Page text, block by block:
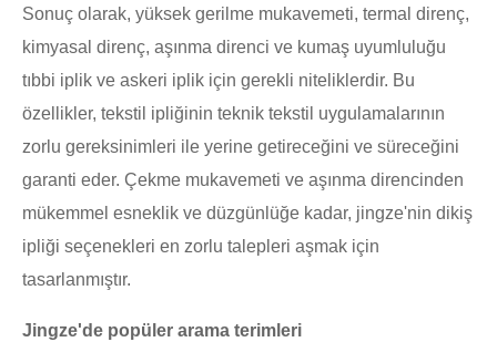
Sonuç olarak, yüksek gerilme mukavemeti, termal direnç,
kimyasal direnç, aşınma direnci ve kumaş uyumluluğu
tıbbi iplik ve askeri iplik için gerekli niteliklerdir. Bu
özellikler, tekstil ipliğinin teknik tekstil uygulamalarının
zorlu gereksinimleri ile yerine getireceğini ve süreceğini
garanti eder. Çekme mukavemeti ve aşınma direncinden
mükemmel esneklik ve düzgünlüğe kadar, jingze'nin dikiş
ipliği seçenekleri en zorlu talepleri aşmak için
tasarlanmıştır.
Jingze'de popüler arama terimleri